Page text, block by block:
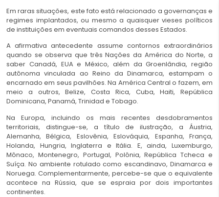
Em raras situações, este fato está relacionado a governanças e
regimes implantados, ou mesmo a quaisquer vieses políticos
de instituições em eventuais comandos desses Estados.
A afirmativa antecedente assume contornos extraordinários
quando se observa que três Nações da América do Norte, a
saber Canadá, EUA e México, além da Groenlândia, região
autônoma vinculada ao Reino da Dinamarca, estampam o
encarnado em seus pavilhões. Na América Central o fazem, em
meio a outros, Belize, Costa Rica, Cuba, Haiti, República
Dominicana, Panamá, Trinidad e Tobago.
Na Europa, incluindo os mais recentes desdobramentos
territoriais, distingue-se, a título de ilustração, a Áustria,
Alemanha, Bélgica, Eslovênia, Eslováquia, Espanha, França,
Holanda, Hungria, Inglaterra e Itália. E, ainda, Luxemburgo,
Mônaco, Montenegro, Portugal, Polônia, República Tcheca e
Suíça. No ambiente rotulado como escandinavo, Dinamarca e
Noruega. Complementarmente, percebe-se que o equivalente
acontece na Rússia, que se espraia por dois importantes
continentes.